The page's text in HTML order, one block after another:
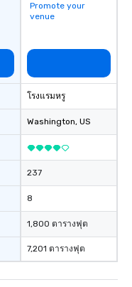
Promote your
venue
โรงแรมหรู
Washington, US
237
8
1,800 ตารางฟุต
7,201 ตารางฟุต